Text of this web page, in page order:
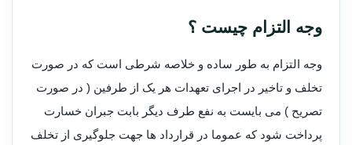
وجه التزام چیست ؟
وجه التزام به طور ساده و خلاصه شرطی است که در صورت
تخلف و تاخیر در اجرای تعهدات هر یک از طرفین ( در صورت
تصریح ) می بایست به نفع طرف دیگر بابت جبران خسارت
پرداخت شود که عموما در قرارداد ها جهت جلوگیری از تخلف